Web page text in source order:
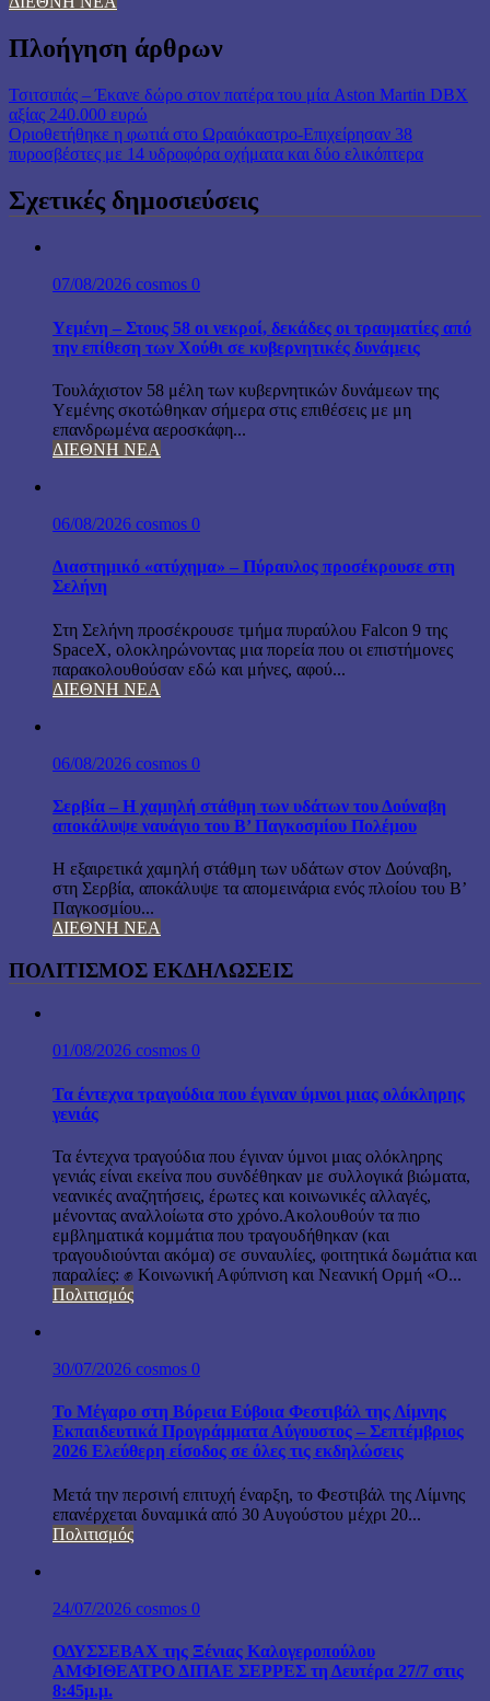
Πλοήγηση άρθρων
Τσιτσιπάς – Έκανε δώρο στον πατέρα του μία Aston Martin DBX
αξίας 240.000 ευρώ
Οριοθετήθηκε η φωτιά στο Ωραιόκαστρο-Επιχείρησαν 38
πυροσβέστες με 14 υδροφόρα οχήματα και δύο ελικόπτερα
Σχετικές δημοσιεύσεις
07/08/2026 cosmos 0
Υεμένη – Στους 58 οι νεκροί, δεκάδες οι τραυματίες από
την επίθεση των Χούθι σε κυβερνητικές δυνάμεις
Τουλάχιστον 58 μέλη των κυβερνητικών δυνάμεων της
Υεμένης σκοτώθηκαν σήμερα στις επιθέσεις με μη
επανδρωμένα αεροσκάφη...
ΔΙΕΘΝΗ ΝΕΑ
06/08/2026 cosmos 0
Διαστημικό «ατύχημα» – Πύραυλος προσέκρουσε στη
Σελήνη
Στη Σελήνη προσέκρουσε τμήμα πυραύλου Falcon 9 της
SpaceX, ολοκληρώνοντας μια πορεία που οι επιστήμονες
παρακολουθούσαν εδώ και μήνες, αφού...
ΔΙΕΘΝΗ ΝΕΑ
06/08/2026 cosmos 0
Σερβία – Η χαμηλή στάθμη των υδάτων του Δούναβη
αποκάλυψε ναυάγιο του Β’ Παγκοσμίου Πολέμου
Η εξαιρετικά χαμηλή στάθμη των υδάτων στον Δούναβη,
στη Σερβία, αποκάλυψε τα απομεινάρια ενός πλοίου του Β’
Παγκοσμίου...
ΔΙΕΘΝΗ ΝΕΑ
ΠΟΛΙΤΙΣΜΟΣ ΕΚΔΗΛΩΣΕΙΣ
01/08/2026 cosmos 0
Τα έντεχνα τραγούδια που έγιναν ύμνοι μιας ολόκληρης
γενιάς
Τα έντεχνα τραγούδια που έγιναν ύμνοι μιας ολόκληρης
γενιάς είναι εκείνα που συνδέθηκαν με συλλογικά βιώματα,
νεανικές αναζητήσεις, έρωτες και κοινωνικές αλλαγές,
μένοντας αναλλοίωτα στο χρόνο.Ακολουθούν τα πιο
εμβληματικά κομμάτια που τραγουδήθηκαν (και
τραγουδιούνται ακόμα) σε συναυλίες, φοιτητικά δωμάτια και
παραλίες: ✊ Κοινωνική Αφύπνιση και Νεανική Ορμή «Ο...
Πολιτισμός
30/07/2026 cosmos 0
Το Μέγαρο στη Βόρεια Εύβοια Φεστιβάλ της Λίμνης
Εκπαιδευτικά Προγράμματα Αύγουστος – Σεπτέμβριος
2026 Ελεύθερη είσοδος σε όλες τις εκδηλώσεις
Μετά την περσινή επιτυχή έναρξη, το Φεστιβάλ της Λίμνης
επανέρχεται δυναμικά από 30 Αυγούστου μέχρι 20...
Πολιτισμός
24/07/2026 cosmos 0
ΟΔΥΣΣΕΒΑΧ της Ξένιας Καλογεροπούλου
ΑΜΦΙΘΕΑΤΡΟ ΔΙΠΑΕ ΣΕΡΡΕΣ τη Δευτέρα 27/7 στις
8:45μ.μ.